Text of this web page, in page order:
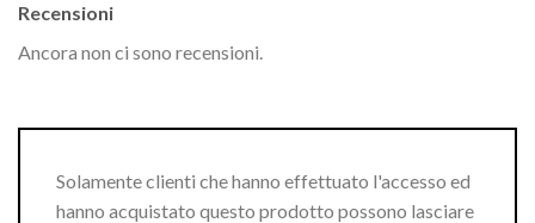
Recensioni
Ancora non ci sono recensioni.
Solamente clienti che hanno effettuato l'accesso ed
hanno acquistato questo prodotto possono lasciare